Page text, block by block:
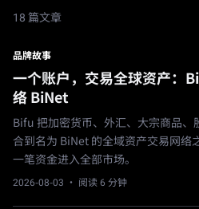
18 篇文章
品牌故事
一个账户，交易全球资产：
络 BiNet
Bifu 把加密货币、外汇、大宗商品、
合到名为 BiNet 的全域资产交易网络
一笔资金进入全部市场。
2026-08-03 · 阅读 6 分钟